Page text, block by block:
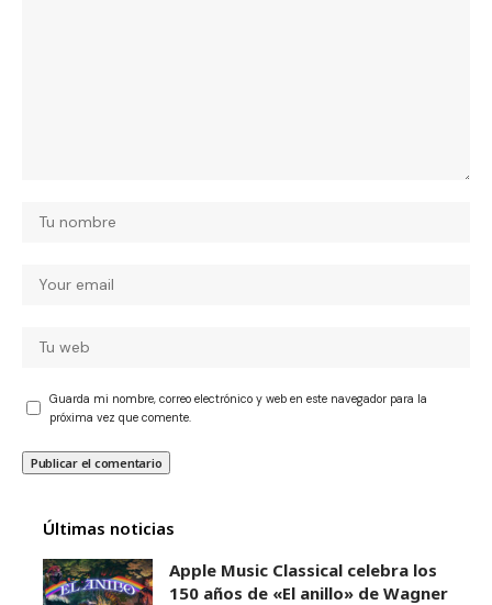
Guarda mi nombre, correo electrónico y web en este navegador para la
próxima vez que comente.
Últimas noticias
Apple Music Classical celebra los
150 años de «El anillo» de Wagner